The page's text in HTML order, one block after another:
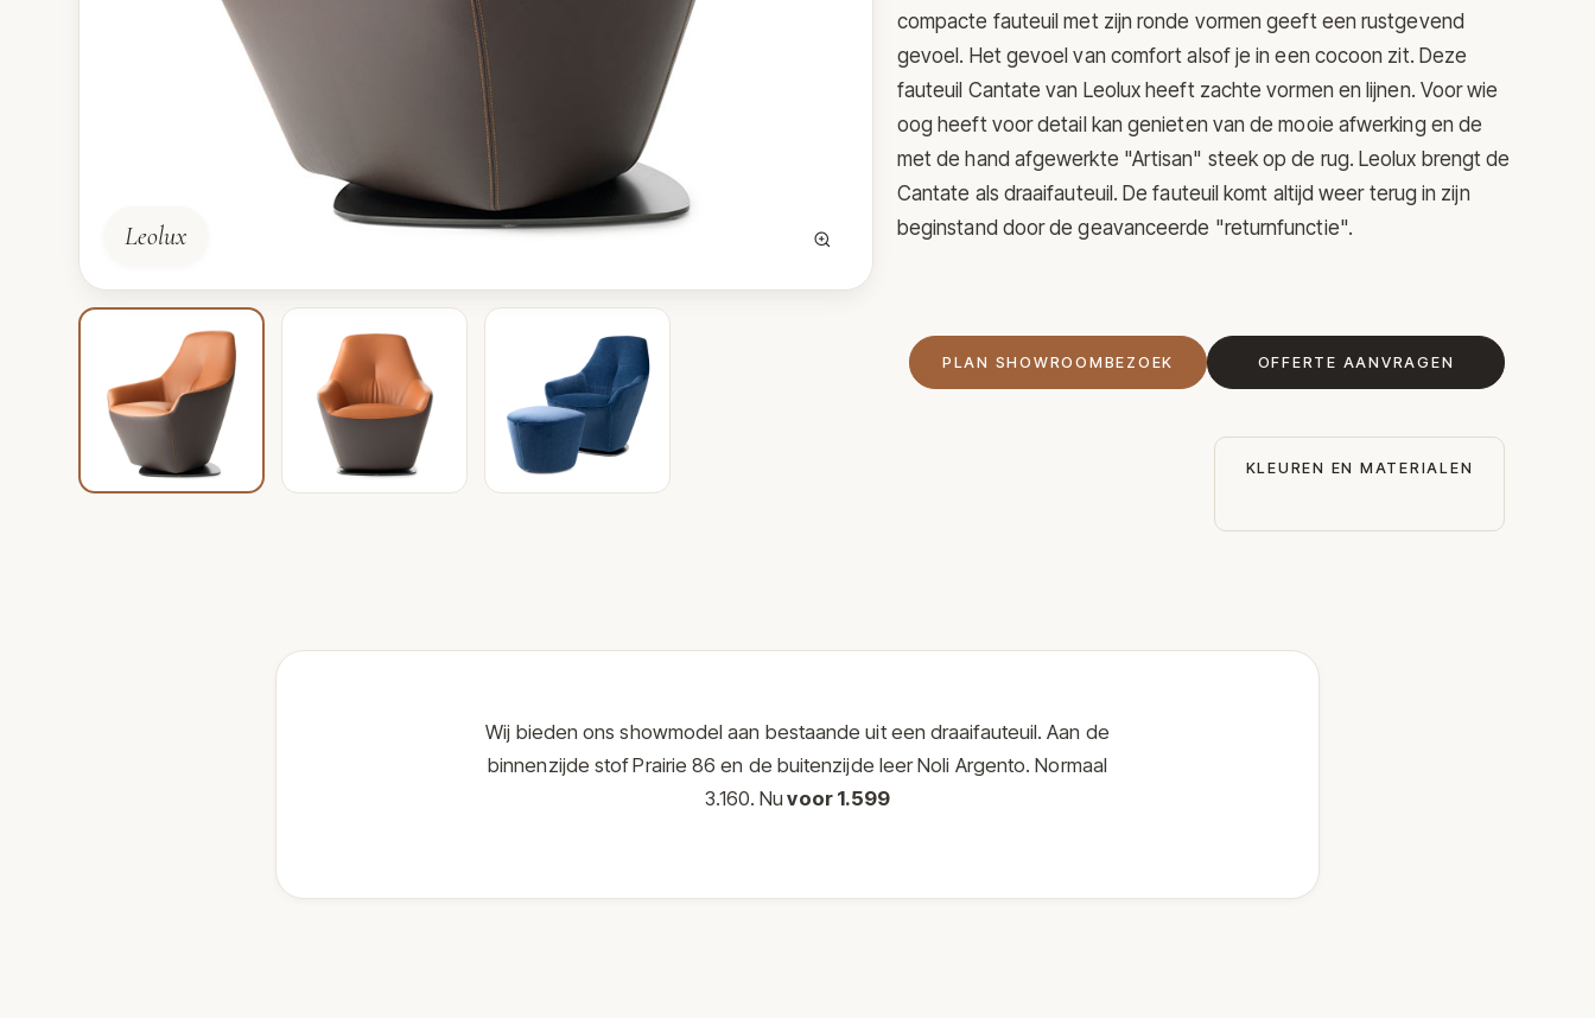
Leolux
compacte fauteuil met zijn ronde vormen geeft een rustgevend
gevoel. Het gevoel van comfort alsof je in een cocoon zit. Deze
fauteuil Cantate van Leolux heeft zachte vormen en lijnen. Voor wie
oog heeft voor detail kan genieten van de mooie afwerking en de
met de hand afgewerkte "Artisan" steek op de rug. Leolux brengt de
Cantate als draaifauteuil. De fauteuil komt altijd weer terug in zijn
beginstand door de geavanceerde "returnfunctie".
PLAN SHOWROOMBEZOEK OFFERTE AANVRAGEN
KLEUREN EN MATERIALEN
Wij bieden ons showmodel aan bestaande uit een draaifauteuil. Aan de
binnenzijde stof Prairie 86 en de buitenzijde leer Noli Argento. Normaal
3.160. Nu voor 1.599